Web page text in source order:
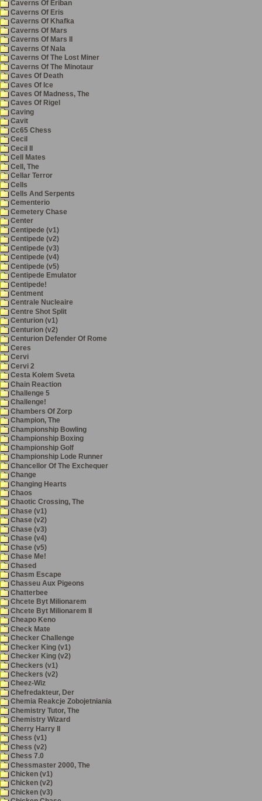
Caverns Of Eriban
Caverns Of Eris
Caverns Of Khafka
Caverns Of Mars
Caverns Of Mars II
Caverns Of Nala
Caverns Of The Lost Miner
Caverns Of The Minotaur
Caves Of Death
Caves Of Ice
Caves Of Madness, The
Caves Of Rigel
Caving
Cavit
Cc65 Chess
Cecil
Cecil II
Cell Mates
Cell, The
Cellar Terror
Cells
Cells And Serpents
Cementerio
Cemetery Chase
Center
Centipede (v1)
Centipede (v2)
Centipede (v3)
Centipede (v4)
Centipede (v5)
Centipede Emulator
Centipede!
Centment
Centrale Nucleaire
Centre Shot Split
Centurion (v1)
Centurion (v2)
Centurion Defender Of Rome
Ceres
Cervi
Cervi 2
Cesta Kolem Sveta
Chain Reaction
Challenge 5
Challenge!
Chambers Of Zorp
Champion, The
Championship Bowling
Championship Boxing
Championship Golf
Championship Lode Runner
Chancellor Of The Exchequer
Change
Changing Hearts
Chaos
Chaotic Crossing, The
Chase (v1)
Chase (v2)
Chase (v3)
Chase (v4)
Chase (v5)
Chase Me!
Chased
Chasm Escape
Chasseu Aux Pigeons
Chatterbee
Chcete Byt Milionarem
Chcete Byt Milionarem II
Cheapo Keno
Check Mate
Checker Challenge
Checker King (v1)
Checker King (v2)
Checkers (v1)
Checkers (v2)
Cheez-Wiz
Chefredakteur, Der
Chemia Reakcje Zobojetniania
Chemistry Tutor, The
Chemistry Wizard
Cherry Harry II
Chess (v1)
Chess (v2)
Chess 7.0
Chessmaster 2000, The
Chicken (v1)
Chicken (v2)
Chicken (v3)